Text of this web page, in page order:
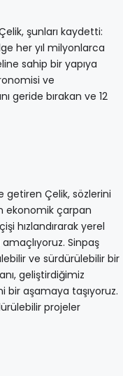
şunları kaydetti:
her yıl milyonlarca
sahip bir yapıya
ve
geride bırakan ve 12
Çelik, sözlerini
ekonomik çarpan
hızlandırarak yerel
Sinpaş
ve sürdürülebilir bir
geliştirdiğimiz
bir aşamaya taşıyoruz.
projeler